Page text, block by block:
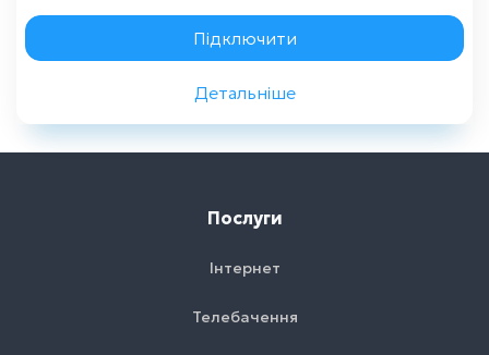
Підключити
Детальніше
Замовити консультацію
Назад
Послуги
Інтернет
Телебачення